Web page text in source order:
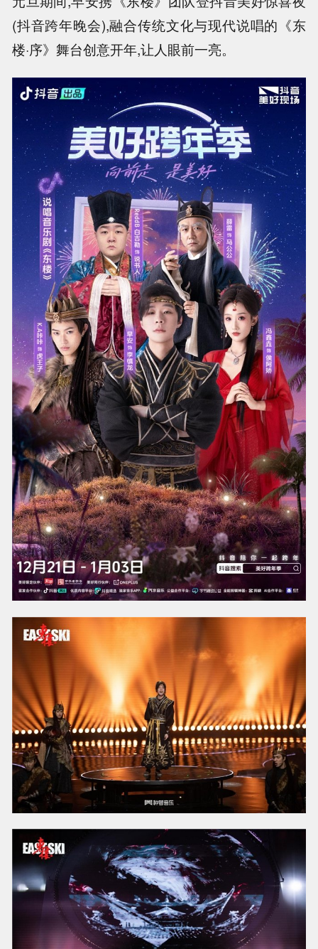
(抖音跨年晚会),融合传统文化与现代说唱的《东
楼·序》舞台创意开年,让人眼前一亮。